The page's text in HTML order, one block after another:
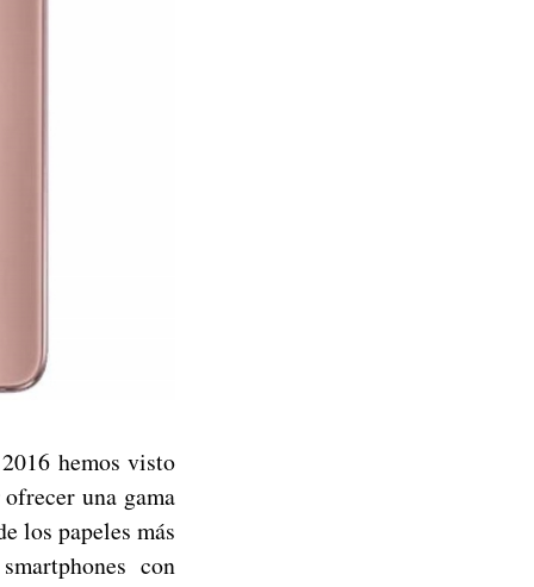
hemos visto
una gama
los papeles más
con